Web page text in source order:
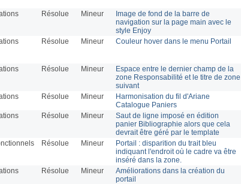
Résolue Mineur
Image de fond de la barre de
navigation sur la page main avec le
style Enjoy
Résolue Mineur Couleur hover dans le menu Portail
Résolue Mineur
Espace entre le dernier champ de la
zone Responsabilité et le titre de zone
suivant
Résolue Mineur
Harmonisation du fil d'Ariane
Catalogue Paniers
Résolue Mineur
Saut de ligne imposé en édition
panier Bibliographie alors que cela
devrait être géré par le template
Résolue Mineur
Portail : disparition du trait bleu
indiquant l'endroit où le cadre va être
inséré dans la zone.
Résolue Mineur
Améliorations dans la création du
portail